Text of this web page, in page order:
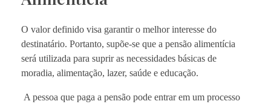
O valor definido visa garantir o melhor interesse do
destinatário. Portanto, supõe-se que a pensão alimentícia
será utilizada para suprir as necessidades básicas de
moradia, alimentação, lazer, saúde e educação.
A pessoa que paga a pensão pode entrar em um processo